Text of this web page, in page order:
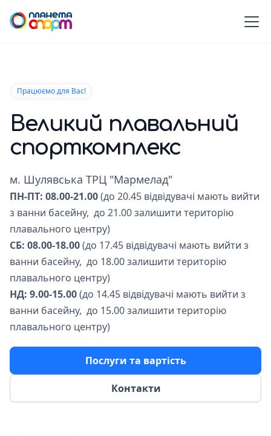
Працюємо для Вас!
Великий плавальний
спорткомплекс
м. Шулявська ТРЦ "Мармелад"
ПН-ПТ: 08.00-21.00(до 20.45 відвідувачі мають вийти
з ванни басейну, до 21.00 залишити територію
плавального центру)
СБ: 08.00-18.00(до 17.45 відвідувачі мають вийти з
ванни басейну, до 18.00 залишити територію
плавального центру)
НД: 9.00-15.00(до 14.45 відвідувачі мають вийти з
ванни басейну, до 15.00 залишити територію
плавального центру)
Контакти
Послуги та вартість